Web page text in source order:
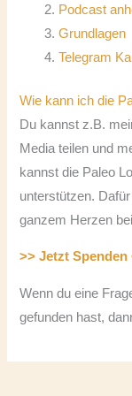
Podcast
Grundlagen
Telegram
Wie kann ich die
Du kannst z.B.
Media teilen und
kannst die Paleo
unterstützen.
ganzem Herzen
>> Jetzt Spenden
Wenn du eine
gefunden hast,